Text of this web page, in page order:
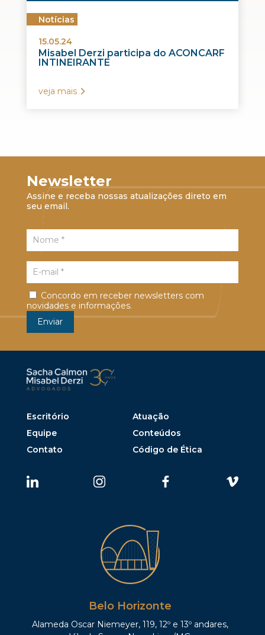
Notícias
15.05.24
Misabel Derzi participa do ACONCARF
INTINEIRANTE
veja mais
Newsletter
Assine e receba nossas atualizações direto em
seu email.
Concordo em receber newsletters com
novidades e informações.
Escritório
Atuação
Equipe
Conteúdos
Contato
Código de Ética
Belo Horizonte
Alameda Oscar Niemeyer, 119, 12º e 13º andares,